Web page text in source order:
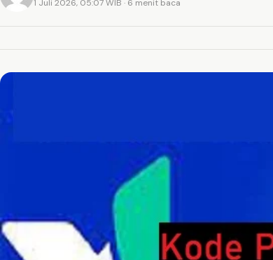
1 Juli 2026, 05:07 WIB · 6 menit baca